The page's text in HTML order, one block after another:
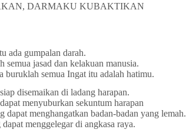
DARMAKU KUBAKTIKAN
ada gumpalan darah.
jasad dan kelakuan manusia.
buruklah semua Ingat itu adalah hatimu.
disemaikan di ladang harapan.
menyuburkan sekuntum harapan
dapat menghangatkan badan-badan yang lemah.
menggelegar di angkasa raya.